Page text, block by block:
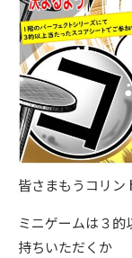
皆さまもうコリン
ミニゲームは３
持ちいただくか